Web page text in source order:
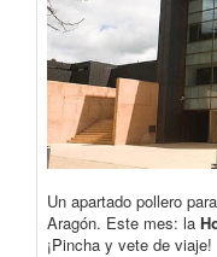
Un apartado pollero
Aragón. Este mes: la
¡Pincha y vete de viaje!